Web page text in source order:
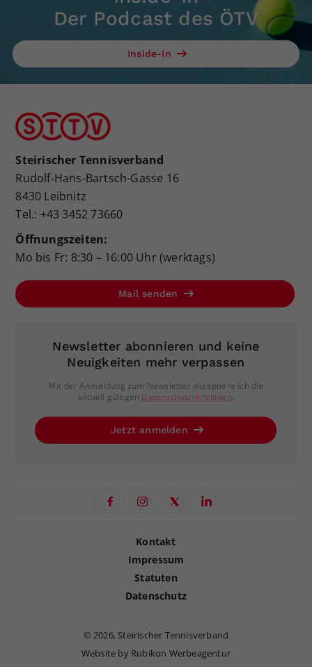
Der Podcast des ÖTV
Inside-In
Steirischer Tennisverband
Rudolf-Hans-Bartsch-Gasse 16
8430 Leibnitz
Tel.: +43 3452 73660
Öffnungszeiten:
Mo bis Fr: 8:30 – 16:00 Uhr (werktags)
Mail senden
Newsletter abonnieren und keine
Neuigkeiten mehr verpassen
Mit der Anmeldung zum Newsletter akzeptiere ich die
aktuell gültigen Datenschutzrichtlinien.
Jetzt anmelden
Kontakt
Impressum
Statuten
Datenschutz
©2026, Steirischer Tennisverband
Website by Rubikon Werbeagentur